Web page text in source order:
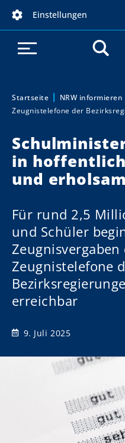
Einstellungen
Sie sind hier:
Startseite NRW informieren
Zeugnistelefone der
in
und
Für rund 2,5
und Schüler
Zeugnistelefone
erreichbar
9. Juli 2025